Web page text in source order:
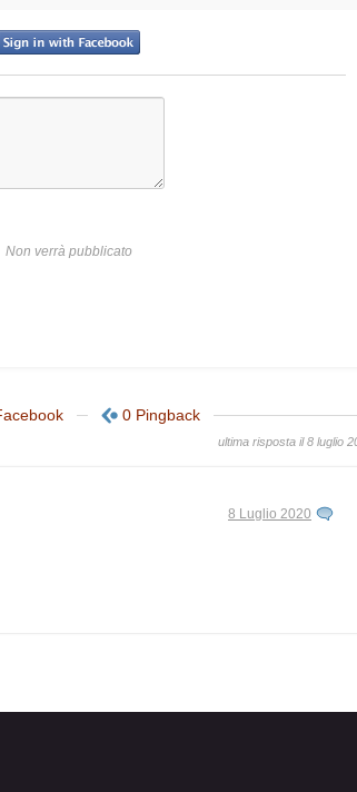
Non verrà pubblicato
0 Pingback
ultima risposta il 8 luglio
8 Luglio 2020